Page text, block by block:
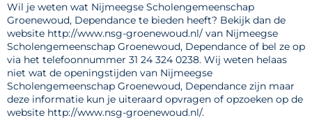
Wil je weten wat Nijmeegse Scholengemeenschap
Groenewoud, Dependance te bieden heeft? Bekijk dan de
website http://www.nsg-groenewoud.nl/ van Nijmeegse
Scholengemeenschap Groenewoud, Dependance of bel ze op
via het telefoonnummer 31 24 324 0238. Wij weten helaas
niet wat de openingstijden van Nijmeegse
Scholengemeenschap Groenewoud, Dependance zijn maar
deze informatie kun je uiteraard opvragen of opzoeken op de
website http://www.nsg-groenewoud.nl/.